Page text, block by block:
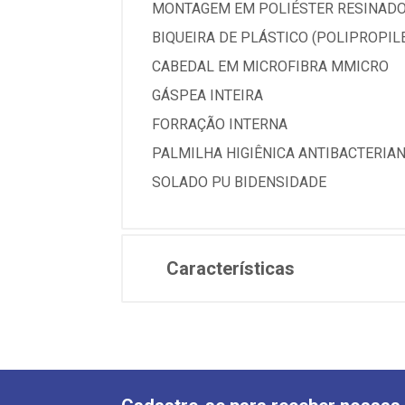
MONTAGEM EM POLIÉSTER
BIQUEIRA DE PLÁSTICO
CABEDAL EM MICROFIBRA MMICRO
GÁSPEA INTEIRA
FORRAÇÃO INTERNA
PALMILHA HIGIÊNICA
SOLADO PU BIDENSIDADE
Características